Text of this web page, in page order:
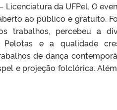
da UFPel. O
ao público e gratuito.
trabalhos, percebeu a
e a qualidade
de dança
e projeção folclórica.